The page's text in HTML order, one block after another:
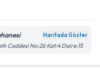
Haritada Göster
Caddesi No:26 Kat:4 Daire:15